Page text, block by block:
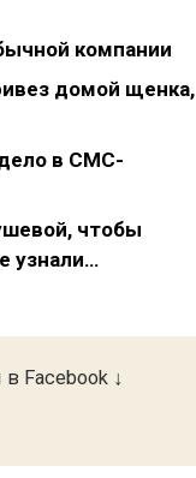
компании
домой щенка,
в СМС-
чтобы
узнали…
Facebook ↓